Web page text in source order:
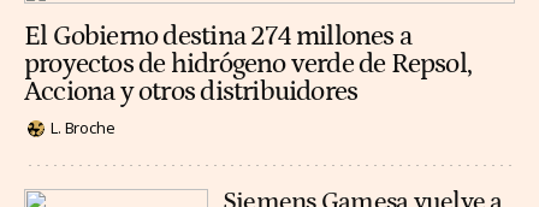
El Gobierno destina 274 millones a
proyectos de hidrógeno verde de Repsol,
Acciona y otros distribuidores
L. Broche